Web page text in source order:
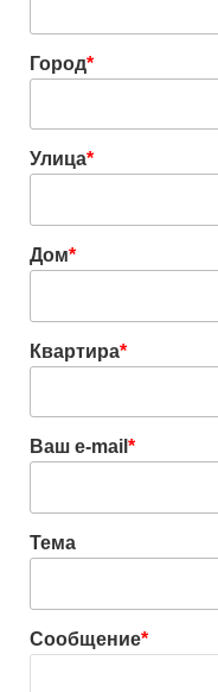
Город*
Улица*
Дом*
Квартира*
Ваш e-mail *
Тема
Сообщение*